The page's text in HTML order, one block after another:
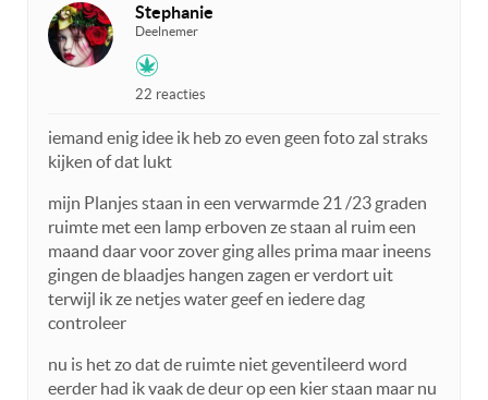
Stephanie
Deelnemer
22 reacties
iemand enig idee ik heb zo even geen foto zal straks
kijken of dat lukt
mijn Planjes staan in een verwarmde 21 /23 graden
ruimte met een lamp erboven ze staan al ruim een
maand daar voor zover ging alles prima maar ineens
gingen de blaadjes hangen zagen er verdort uit
terwijl ik ze netjes water geef en iedere dag
controleer
nu is het zo dat de ruimte niet geventileerd word
eerder had ik vaak de deur op een kier staan maar nu